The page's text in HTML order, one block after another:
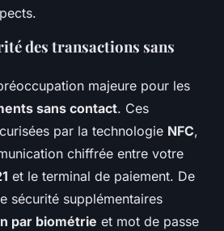
des transactions sans
majeure pour les
sans contact. Ces
par la technologie NFC,
chiffrée entre votre
et le terminal de paiement. De
sécurité supplémentaires
par biométrie et mot de passe